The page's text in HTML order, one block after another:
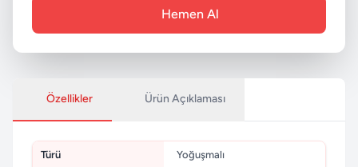
Hemen Al
Özellikler Ürün Açıklaması
Türü Yoğuşmalı